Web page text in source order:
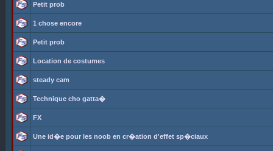
Petit prob
1 chose encore
Petit prob
Location de costumes
steady cam
Technique cho gatta�
FX
Une id�e pour les noob en cr�ation d'effet sp�ciaux